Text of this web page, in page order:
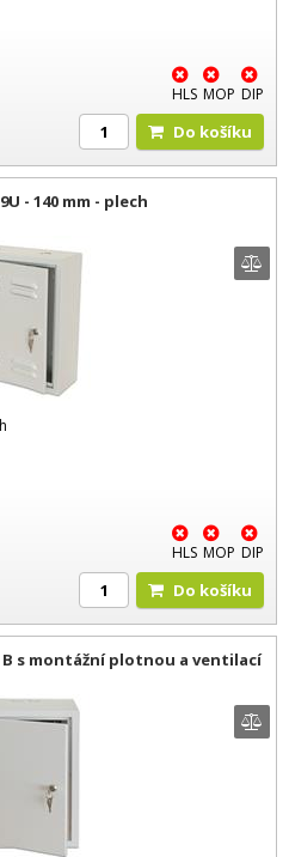
HLS MOP DIP
Do košíku
- 140 mm - plech
HLS MOP DIP
Do košíku
B s montážní plotnou a ventilací